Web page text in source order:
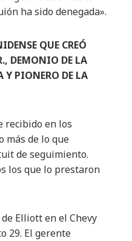
ha sido denegada».
QUE CREÓ
DEMONIO DE LA
Y PIONERO DE LA
recibido en los
más de lo que
de seguimiento.
los que lo prestaron
Elliott en el Chevy
29. El gerente